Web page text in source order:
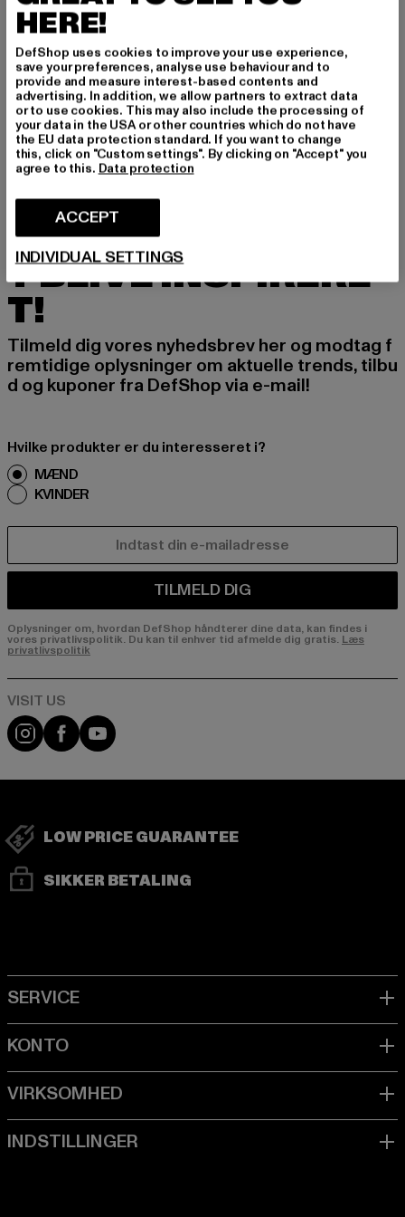
URBAN CLASSICS
Ladies Oversized Stripe
245,44 DKK
Nuværende pris: 245,44 DKK
472,00 DKKKampagnepris: 472,00 DKK
TILMELD DIG FOR A
T BLIVE INSPIRERE
T!
Tilmeld dig vores nyhedsbrev her og modtag f
remtidige oplysninger om aktuelle trends, tilbu
d og kuponer fra DefShop via e-mail!
Hvilke produkter er du interesseret i?
MÆND
KVINDER
TILMELD DIG
Oplysninger om, hvordan DefShop håndterer dine data, kan findes i
vores privatlivspolitik. Du kan til enhver tid afmelde dig gratis. Læs
privatlivspolitik
Visit our Instagram page:
Visit our Facebook page:
Visit our YouTube channel:
LOW PRICE GUARANTEE
SIKKER BETALING
HERE!
DefShop uses cookies to improve your use experience,
save your preferences, analyse use behaviour and to
provide and measure interest-based contents and
advertising. In addition, we allow partners to extract data
or to use cookies. This may also include the processing of
your data in the USA or other countries which do not have
the EU data protection standard. If you want to change
this, click on "Custom settings". By clicking on "Accept" you
agree to this. Data protection
ACCEPT
INDIVIDUAL SETTINGS